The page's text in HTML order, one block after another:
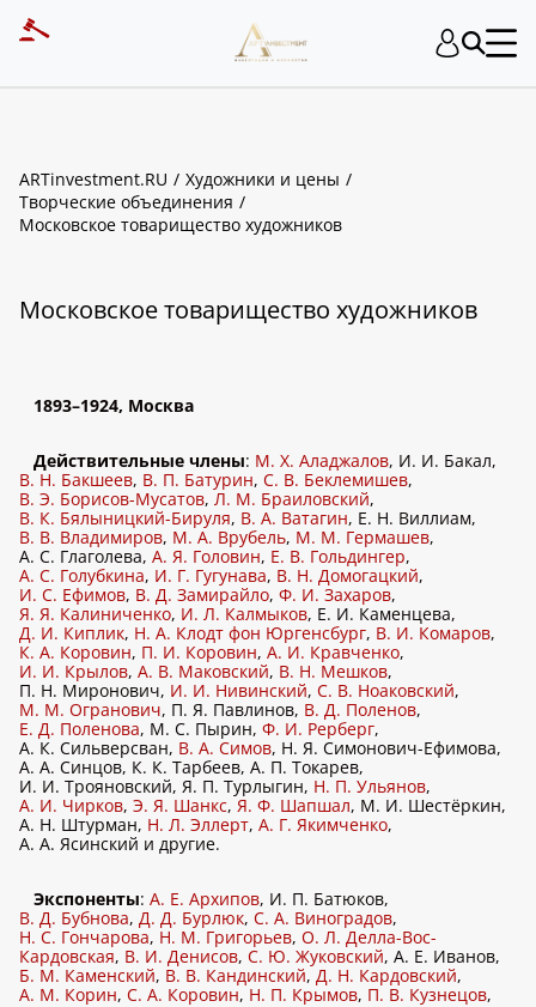
ARTinvestment.RU
Художники и цены
Творческие объединения
Московское товарищество художников
Московское товарищество художников
1893–1924, Москва
Действительные члены: М. Х. Аладжалов, И. И. Бакал,
В. Н. Бакшеев, В. П. Батурин, С. В. Беклемишев,
В. Э. Борисов-Мусатов, Л. М. Браиловский,
В. К. Бялыницкий-Бируля, В. А. Ватагин, Е. Н. Виллиам,
В. В. Владимиров, М. А. Врубель, М. М. Гермашев,
А. С. Глаголева, А. Я. Головин, Е. В. Гольдингер,
А. С. Голубкина, И. Г. Гугунава, В. Н. Домогацкий,
И. С. Ефимов, В. Д. Замирайло, Ф. И. Захаров,
Я. Я. Калиниченко, И. Л. Калмыков, Е. И. Каменцева,
Д. И. Киплик, Н. А. Клодт фон Юргенсбург, В. И. Комаров,
К. А. Коровин, П. И. Коровин, А. И. Кравченко,
И. И. Крылов, А. В. Маковский, В. Н. Мешков,
П. Н. Миронович, И. И. Нивинский, С. В. Ноаковский,
М. М. Огранович, П. Я. Павлинов, В. Д. Поленов,
Е. Д. Поленова, М. С. Пырин, Ф. И. Рерберг,
А. К. Сильверсван, В. А. Симов, Н. Я. Симонович-Ефимова,
А. А. Синцов, К. К. Тарбеев, А. П. Токарев,
И. И. Трояновский, Я. П. Турлыгин, Н. П. Ульянов,
А. И. Чирков, Э. Я. Шанкс, Я. Ф. Шапшал, М. И. Шестёркин,
А. Н. Штурман, Н. Л. Эллерт, А. Г. Якимченко,
А. А. Ясинский и другие.
Экспоненты: А. Е. Архипов, И. П. Батюков,
В. Д. Бубнова, Д. Д. Бурлюк, С. А. Виноградов,
Н. С. Гончарова, Н. М. Григорьев, О. Л. Делла-Вос-
Кардовская, В. И. Денисов, С. Ю. Жуковский, А. Е. Иванов,
Б. М. Каменский, В. В. Кандинский, Д. Н. Кардовский,
А. М. Корин, С. А. Коровин, Н. П. Крымов, П. В. Кузнецов,